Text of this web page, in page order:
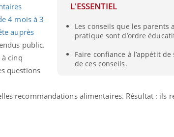
L'ESSENTIEL
Les conseils que les parents
pratique sont d’ordre
Faire confiance à l’appétit
de ces conseils.
4 mois à 3
auprès
public.
cinq
questions
recommandations alimentaires. Résultat : ils
Fatigue, irritabilité, brouillard mental ou
même alopécie… Les symptômes de la
carence en fer sont multiples ce qui la rend
...